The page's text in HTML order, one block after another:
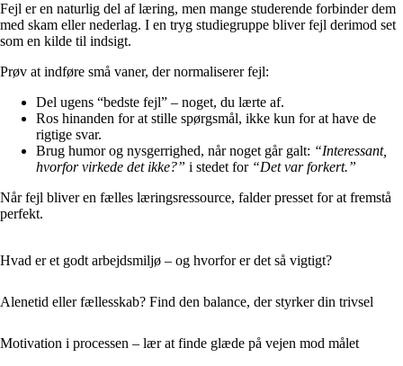
Fejl er en naturlig del af læring, men mange studerende forbinder dem
med skam eller nederlag. I en tryg studiegruppe bliver fejl derimod set
som en kilde til indsigt.
Prøv at indføre små vaner, der normaliserer fejl:
Del ugens “bedste fejl” – noget, du lærte af.
Ros hinanden for at stille spørgsmål, ikke kun for at have de
rigtige svar.
Brug humor og nysgerrighed, når noget går galt: “Interessant,
hvorfor virkede det ikke?” i stedet for “Det var forkert.”
Når fejl bliver en fælles læringsressource, falder presset for at fremstå
perfekt.
Hvad er et godt arbejdsmiljø – og hvorfor er det så vigtigt?
Alenetid eller fællesskab? Find den balance, der styrker din trivsel
Motivation i processen – lær at finde glæde på vejen mod målet